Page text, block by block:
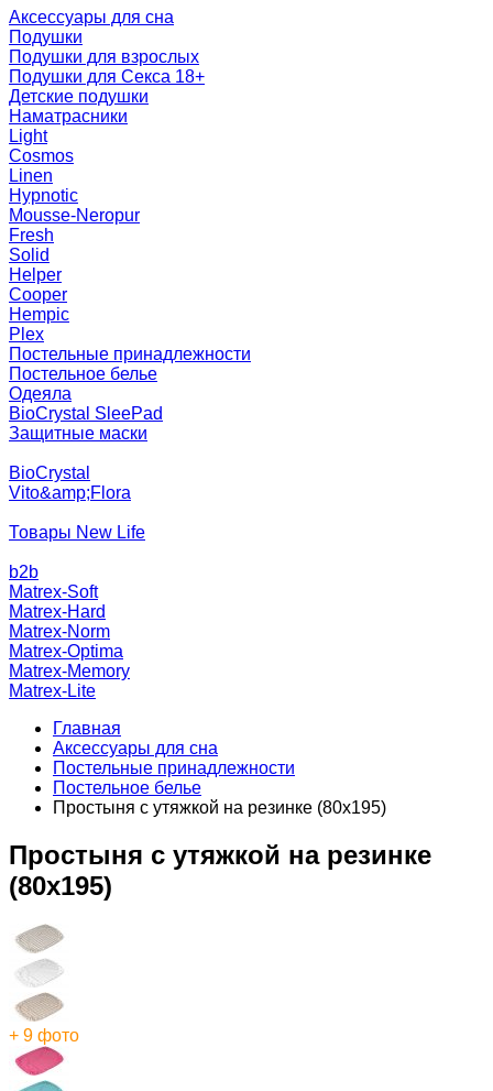
Аксессуары для сна
Подушки
Подушки для взрослых
Подушки для Секса 18+
Детские подушки
Наматрасники
Light
Cosmos
Linen
Hypnotic
Mousse-Neropur
Fresh
Solid
Helper
Cooper
Hempic
Plex
Постельные принадлежности
Постельное белье
Одеяла
BioCrystal SleePad
Защитные маски
BioCrystal
Vito&amp;Flora
Товары New Life
b2b
Matrex-Soft
Matrex-Hard
Matrex-Norm
Matrex-Optima
Matrex-Memory
Matrex-Lite
Главная
Аксессуары для сна
Постельные принадлежности
Постельное белье
Простыня с утяжкой на резинке (80x195)
Простыня с утяжкой на резинке
(80x195)
+ 9 фото